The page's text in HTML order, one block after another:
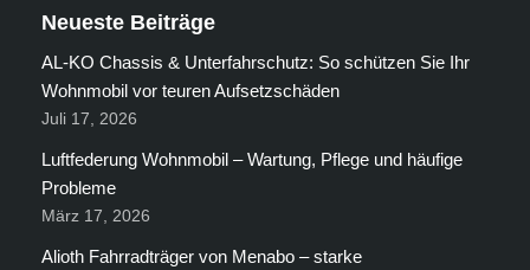
Neueste Beiträge
AL-KO Chassis & Unterfahrschutz: So schützen Sie Ihr
Wohnmobil vor teuren Aufsetzschäden
Juli 17, 2026
Luftfederung Wohnmobil – Wartung, Pflege und häufige
Probleme
März 17, 2026
Alioth Fahrradträger von Menabo – starke